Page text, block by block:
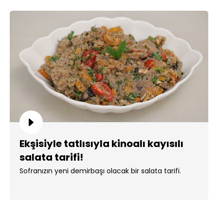
Ekşisiyle tatlısıyla kinoalı kayısılı
salata tarifi!
Sofranızın yeni demirbaşı olacak bir salata tarifi.